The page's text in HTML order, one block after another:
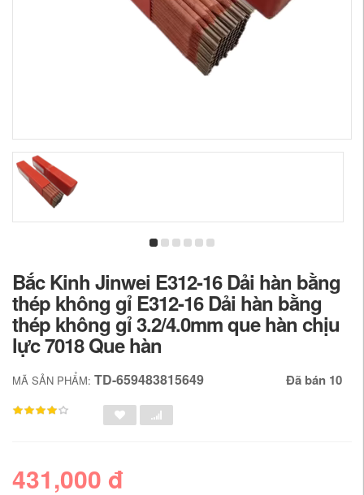
Bắc Kinh Jinwei E312-16 Dải hàn bằng
thép không gỉ E312-16 Dải hàn bằng
thép không gỉ 3.2/4.0mm que hàn chịu
lực 7018 Que hàn
MÃ SẢN PHẨM: TD-659483815649 Đã bán 10
431,000 đ